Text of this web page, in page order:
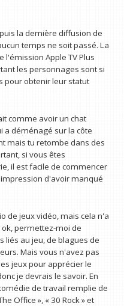
la dernière diffusion de
temps ne soit passé. La
l'émission Apple TV Plus
les personnages sont si
pour obtenir leur statut
comme avoir un chat
a déménagé sur la côte
mais tu retombe dans des
si vous êtes
il est facile de commencer
d'avoir manqué
de jeux vidéo, mais cela n'a
permettez-moi de
liés au jeu, de blagues de
Mais vous n'avez pas
jeux pour apprécier le
je devrais le savoir. En
de travail remplie de
Office », « 30 Rock » et